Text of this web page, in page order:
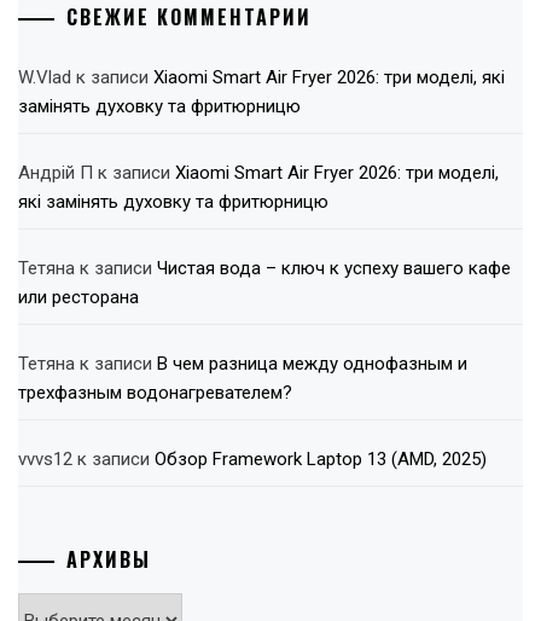
СВЕЖИЕ КОММЕНТАРИИ
W.Vlad к записи Xiaomi Smart Air Fryer 2026: три моделі, які
замінять духовку та фритюрницю
Андрій П к записи Xiaomi Smart Air Fryer 2026: три моделі,
які замінять духовку та фритюрницю
Тетяна к записи Чистая вода – ключ к успеху вашего кафе
или ресторана
Тетяна к записи В чем разница между однофазным и
трехфазным водонагревателем?
vvvs12 к записи Обзор Framework Laptop 13 (AMD, 2025)
АРХИВЫ
Архивы